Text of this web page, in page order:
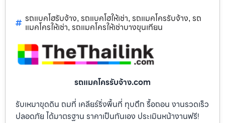
รถแบคโฮรับจ้าง, รถแบคโฮให้เช่า, รถแมคโครรับจ้าง, รถ
แมคโครให้เช่า, รถแมคโครให้เช่าบางขุนเทียน
รถแมคโครรับจ้าง.com
รับเหมาขุดดิน ถมที่ เคลียร์ริ่งพื้นที่ ทุบตึก รื้อถอน งานรวดเร็ว
ปลอดภัย ได้มาตรฐาน ราคาเป็นกันเอง ประเมินหน้างานฟรี!